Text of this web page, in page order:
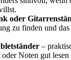
oder
zu finden und
–
Noten gut lesen